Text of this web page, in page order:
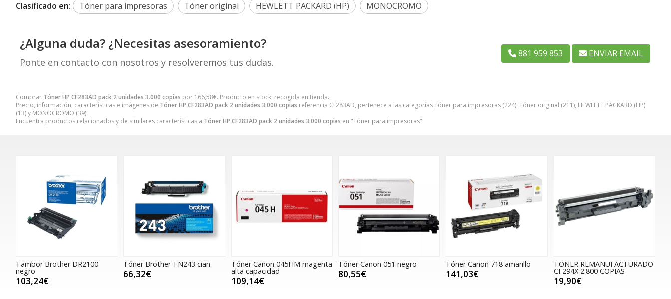
Comprar Tóner HP CF283AD pack 2 unidades 3.000 copias por 166,58€. Producto en stock, recogida en tienda.
Precio, información, características e imágenes de Tóner HP CF283AD pack 2 unidades 3.000 copias referencia CF283AD, pertenece a las categoríasTóner para impresoras (224), Tóner original (211), HEWLETT PACKARD (HP)
(13) y MONOCROMO (39).
Encuentra productos relacionados y de similares características a Tóner HP CF283AD pack 2 unidades 3.000 copias en "Tóner para impresoras".
Clasificado en: Tóner para impresoras Tóner original HEWLETT PACKARD (HP) MONOCROMO
¿Alguna duda? ¿Necesitas asesoramiento?
Ponte en contacto con nosotros y resolveremos tus dudas.
881 959 853 ENVIAR EMAIL
Tambor Brother DR2100
negro
103,24€
Tóner Brother TN243 cian
66,32€
Tóner Canon 045HM magenta
alta capacidad
109,14€
Tóner Canon 051 negro
80,55€
Tóner Canon 718 amarillo
141,03€
TONER REMANUFACTURADO
CF294X 2.800 COPIAS
19,90€